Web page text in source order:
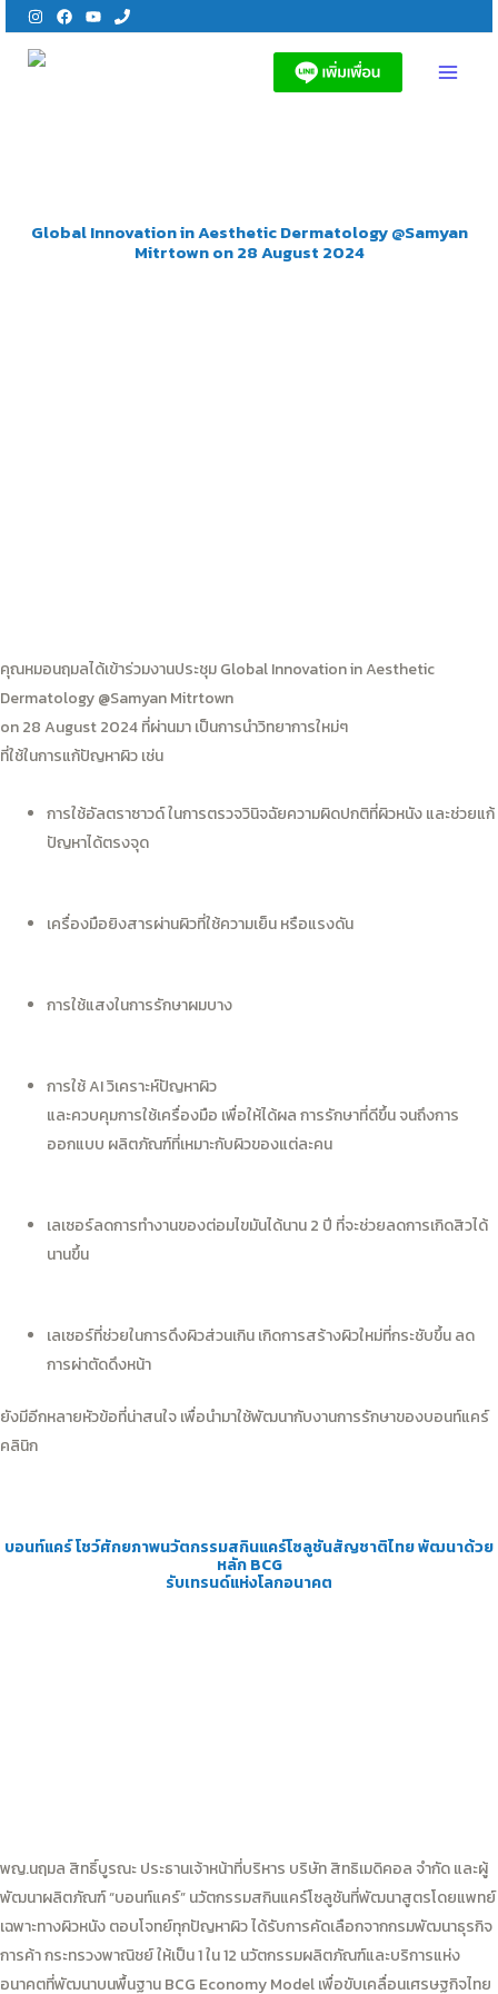
content
Global Innovation in Aesthetic Dermatology @Samyan
Mitrtown on 28 August 2024
คุณหมอนฤมลได้เข้าร่วมงานประชุม Global Innovation in Aesthetic
Dermatology @Samyan Mitrtown
on 28 August 2024 ที่ผ่านมา เป็นการนำวิทยาการใหม่ๆ
ที่ใช้ในการแก้ปัญหาผิว เช่น
การใช้อัลตราซาวด์ ในการตรวจวินิจฉัยความผิดปกติที่ผิวหนัง และช่วยแก้
ปัญหาได้ตรงจุด
เครื่องมือยิงสารผ่านผิวที่ใช้ความเย็น หรือแรงดัน
การใช้แสงในการรักษาผมบาง
การใช้ AI วิเคราะห์ปัญหาผิว
และควบคุมการใช้เครื่องมือ เพื่อให้ได้ผล การรักษาที่ดีขึ้น จนถึงการ
ออกแบบ ผลิตภัณฑ์ที่เหมาะกับผิวของแต่ละคน
เลเซอร์ลดการทำงานของต่อมไขมันได้นาน 2 ปี ที่จะช่วยลดการเกิดสิวได้
นานขึ้น
เลเซอร์ที่ช่วยในการดึงผิวส่วนเกิน เกิดการสร้างผิวใหม่ที่กระชับขึ้น ลด
การผ่าตัดดึงหน้า
ยังมีอีกหลายหัวข้อที่น่าสนใจ เพื่อนำมาใช้พัฒนากับงานการรักษาของบอนท์แคร์
คลินิก
บอนท์แคร์ โชว์ศักยภาพนวัตกรรมสกินแคร์โซลูชันสัญชาติไทย พัฒนาด้วย
หลัก BCG
รับเทรนด์แห่งโลกอนาคต
พญ.นฤมล สิทธิ์บูรณะ ประธานเจ้าหน้าที่บริหาร บริษัท สิทธิเมดิคอล จำกัด และผู้
พัฒนาผลิตภัณฑ์ “บอนท์แคร์” นวัตกรรมสกินแคร์โซลูชันที่พัฒนาสูตรโดยแพทย์
เฉพาะทางผิวหนัง ตอบโจทย์ทุกปัญหาผิว ได้รับการคัดเลือกจากกรมพัฒนาธุรกิจ
การค้า กระทรวงพาณิชย์ ให้เป็น 1 ใน 12 นวัตกรรมผลิตภัณฑ์และบริการแห่ง
อนาคตที่พัฒนาบนพื้นฐาน BCG Economy Model เพื่อขับเคลื่อนเศรษฐกิจไทย